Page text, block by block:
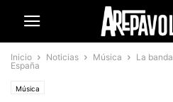
Inicio Noticias Música
La
España
Música